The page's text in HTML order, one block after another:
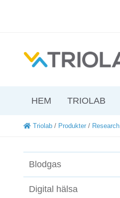
HEM TRIOLAB
Triolab / Produkter / Research
Blodgas
Digital hälsa